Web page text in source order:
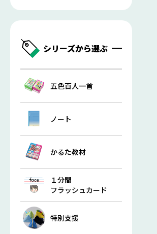
シリーズから選ぶ
五色百人一首
ノート
かるた教材
１分間
フラッシュカード
特別支援